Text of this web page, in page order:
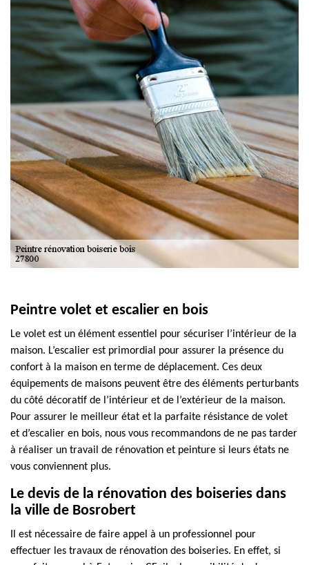
Peintre volet et escalier en bois
Le volet est un élément essentiel pour sécuriser l’intérieur de la
maison. L’escalier est primordial pour assurer la présence du
confort à la maison en terme de déplacement. Ces deux
équipements de maisons peuvent être des éléments perturbants
du côté décoratif de l’intérieur et de l’extérieur de la maison.
Pour assurer le meilleur état et la parfaite résistance de volet
et d’escalier en bois, nous vous recommandons de ne pas tarder
à réaliser un travail de rénovation et peinture si leurs états ne
vous conviennent plus.
Le devis de la rénovation des boiseries dans
la ville de Bosrobert
Il est nécessaire de faire appel à un professionnel pour
effectuer les travaux de rénovation des boiseries. En effet, si